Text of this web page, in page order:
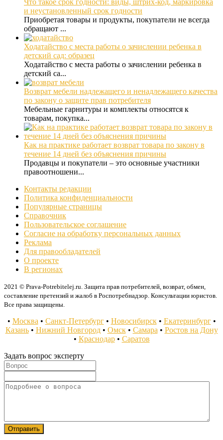
Что такое срок годности: виды, штрих-код, маркировка
и неустановленный срок годности
Приобретая товары и продукты, покупатели не всегда
обращают ...
Ходатайство с места работы о зачислении ребенка в
детский сад: образец
Ходатайство с места работы о зачислении ребенка в
детский са...
Возврат мебели надлежащего и ненадлежащего качества
по закону о защите прав потребителя
Мебельные гарнитуры и комплекты относятся к
товарам, покупка...
Как на практике работает возврат товара по закону в
течение 14 дней без объяснения причины
Продавцы и покупатели – это основные участники
правоотношени...
Контакты редакции
Политика конфиденциальности
Популярные страницы
Справочник
Пользовательское соглашение
Согласие на обработку персональных данных
Реклама
Для правообладателей
О проекте
В регионах
2021 © Prava-Potrebitelej.ru. Защита прав потребителей, возврат, обмен,
составление претензий и жалоб в Роспотребнадзор. Консультации юристов.
Все права защищены.
• Москва• Санкт-Петербург• Новосибирск• Екатеринбург•
Казань• Нижний Новгород• Омск• Самара• Ростов на Дону
• Краснодар• Саратов
Задать вопрос эксперту